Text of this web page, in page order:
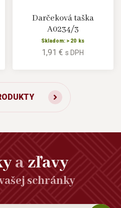
Darčeková taška
A0234/3
Skladom: > 20 ks
1,91 €s DPH
azľavy
schránky